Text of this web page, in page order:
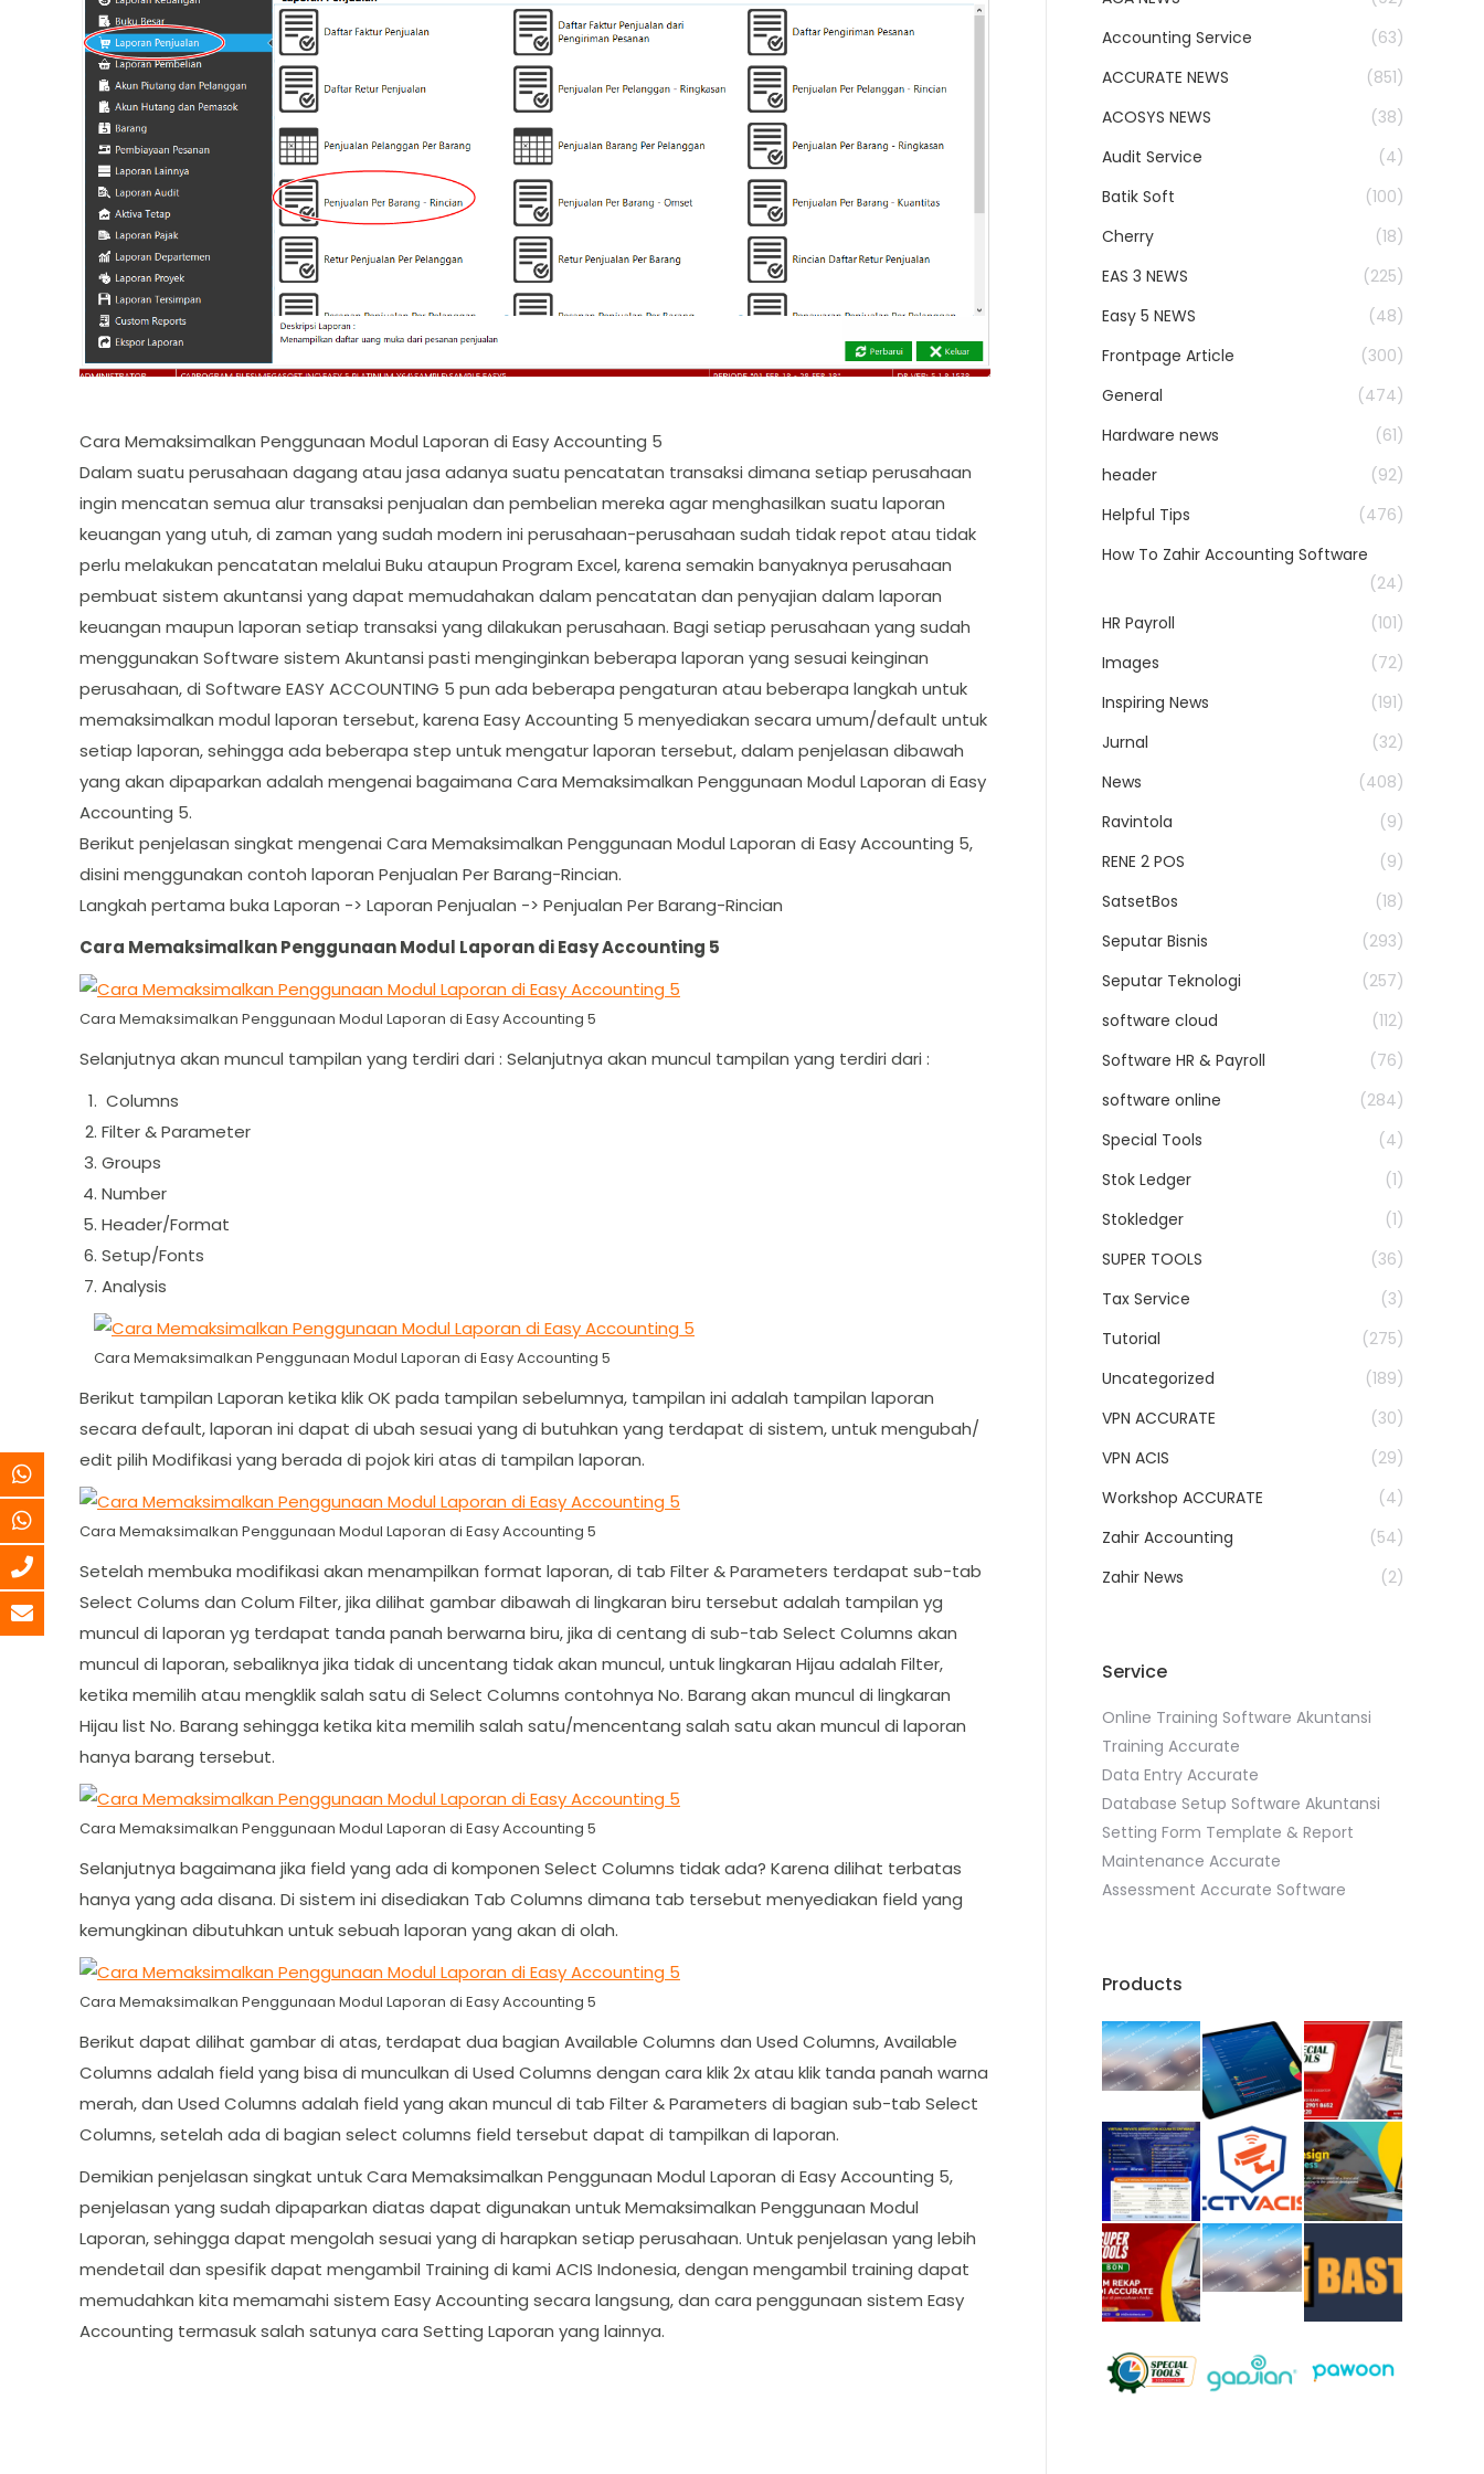
Cara Memaksimalkan Penggunaan Modul Laporan di Easy Accounting 5
Dalam suatu perusahaan dagang atau jasa adanya suatu pencatatan transaksi dimana setiap perusahaan
ingin mencatan semua alur transaksi penjualan dan pembelian mereka agar menghasilkan suatu laporan
keuangan yang utuh, di zaman yang sudah modern ini perusahaan-perusahaan sudah tidak repot atau tidak
perlu melakukan pencatatan melalui Buku ataupun Program Excel, karena semakin banyaknya perusahaan
pembuat sistem akuntansi yang dapat memudahakan dalam pencatatan dan penyajian dalam laporan
keuangan maupun laporan setiap transaksi yang dilakukan perusahaan. Bagi setiap perusahaan yang sudah
menggunakan Software sistem Akuntansi pasti menginginkan beberapa laporan yang sesuai keinginan
perusahaan, di Software EASY ACCOUNTING 5 pun ada beberapa pengaturan atau beberapa langkah untuk
memaksimalkan modul laporan tersebut, karena Easy Accounting 5 menyediakan secara umum/default untuk
setiap laporan, sehingga ada beberapa step untuk mengatur laporan tersebut, dalam penjelasan dibawah
yang akan dipaparkan adalah mengenai bagaimana Cara Memaksimalkan Penggunaan Modul Laporan di Easy
Accounting 5.
Berikut penjelasan singkat mengenai Cara Memaksimalkan Penggunaan Modul Laporan di Easy Accounting 5,
disini menggunakan contoh laporan Penjualan Per Barang-Rincian.
Langkah pertama buka Laporan -> Laporan Penjualan -> Penjualan Per Barang-Rincian
Cara Memaksimalkan Penggunaan Modul Laporan di Easy Accounting 5
Cara Memaksimalkan Penggunaan Modul Laporan di Easy Accounting 5
Selanjutnya akan muncul tampilan yang terdiri dari : Selanjutnya akan muncul tampilan yang terdiri dari :
Columns
Filter & Parameter
Groups
Number
Header/Format
Setup/Fonts
Analysis
Cara Memaksimalkan Penggunaan Modul Laporan di Easy Accounting 5
Berikut tampilan Laporan ketika klik OK pada tampilan sebelumnya, tampilan ini adalah tampilan laporan
secara default, laporan ini dapat di ubah sesuai yang di butuhkan yang terdapat di sistem, untuk mengubah/
edit pilih Modifikasi yang berada di pojok kiri atas di tampilan laporan.
Cara Memaksimalkan Penggunaan Modul Laporan di Easy Accounting 5
Setelah membuka modifikasi akan menampilkan format laporan, di tab Filter & Parameters terdapat sub-tab
Select Colums dan Colum Filter, jika dilihat gambar dibawah di lingkaran biru tersebut adalah tampilan yg
muncul di laporan yg terdapat tanda panah berwarna biru, jika di centang di sub-tab Select Columns akan
muncul di laporan, sebaliknya jika tidak di uncentang tidak akan muncul, untuk lingkaran Hijau adalah Filter,
ketika memilih atau mengklik salah satu di Select Columns contohnya No. Barang akan muncul di lingkaran
Hijau list No. Barang sehingga ketika kita memilih salah satu/mencentang salah satu akan muncul di laporan
hanya barang tersebut.
Cara Memaksimalkan Penggunaan Modul Laporan di Easy Accounting 5
Selanjutnya bagaimana jika field yang ada di komponen Select Columns tidak ada? Karena dilihat terbatas
hanya yang ada disana. Di sistem ini disediakan Tab Columns dimana tab tersebut menyediakan field yang
kemungkinan dibutuhkan untuk sebuah laporan yang akan di olah.
Cara Memaksimalkan Penggunaan Modul Laporan di Easy Accounting 5
Berikut dapat dilihat gambar di atas, terdapat dua bagian Available Columns dan Used Columns, Available
Columns adalah field yang bisa di munculkan di Used Columns dengan cara klik 2x atau klik tanda panah warna
merah, dan Used Columns adalah field yang akan muncul di tab Filter & Parameters di bagian sub-tab Select
Columns, setelah ada di bagian select columns field tersebut dapat di tampilkan di laporan.
Demikian penjelasan singkat untuk Cara Memaksimalkan Penggunaan Modul Laporan di Easy Accounting 5,
penjelasan yang sudah dipaparkan diatas dapat digunakan untuk Memaksimalkan Penggunaan Modul
Laporan, sehingga dapat mengolah sesuai yang di harapkan setiap perusahaan. Untuk penjelasan yang lebih
mendetail dan spesifik dapat mengambil Training di kami ACIS Indonesia, dengan mengambil training dapat
memudahkan kita memamahi sistem Easy Accounting secara langsung, dan cara penggunaan sistem Easy
Accounting termasuk salah satunya cara Setting Laporan yang lainnya.
Accounting Service
(63)
ACCURATE NEWS
(851)
ACOSYS NEWS
(38)
Audit Service
(4)
Batik Soft
(100)
Cherry
(18)
EAS 3 NEWS
(225)
Easy 5 NEWS
(48)
Frontpage Article
(300)
General
(474)
Hardware news
(61)
header
(92)
Helpful Tips
(476)
How To Zahir Accounting Software
(24)
HR Payroll
(101)
Images
(72)
Inspiring News
(191)
Jurnal
(32)
News
(408)
Ravintola
(9)
RENE 2 POS
(9)
SatsetBos
(18)
Seputar Bisnis
(293)
Seputar Teknologi
(257)
software cloud
(112)
Software HR & Payroll
(76)
software online
(284)
Special Tools
(4)
Stok Ledger
(1)
Stokledger
(1)
SUPER TOOLS
(36)
Tax Service
(3)
Tutorial
(275)
Uncategorized
(189)
VPN ACCURATE
(30)
VPN ACIS
(29)
Workshop ACCURATE
(4)
Zahir Accounting
(54)
Zahir News
(2)
Service
Online Training Software Akuntansi
Training Accurate
Data Entry Accurate
Database Setup Software Akuntansi
Setting Form Template & Report
Maintenance Accurate
Assessment Accurate Software
Products